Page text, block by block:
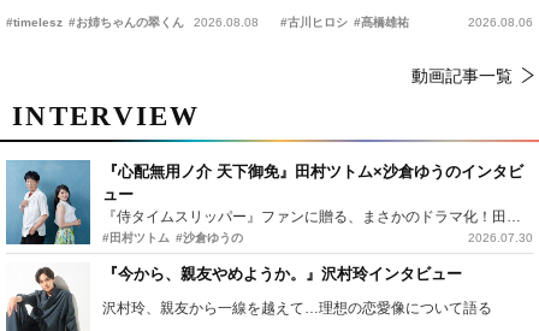
恋の幕開けを予感
#timelesz #お姉ちゃんの翠くん 2026.08.08
時上映決定
#古川ヒロシ #髙橋雄祐 2026.08.06
動画記事一覧
INTERVIEW
『心配無用ノ介 天下御免』田村ツトム×沙倉ゆうのインタビ
ュー
『侍タイムスリッパー』ファンに贈る、まさかのドラマ化！田村ツトム×沙倉ゆうのが語る『心配無用ノ介』撮影秘話
#田村ツトム #沙倉ゆうの 2026.07.30
『今から、親友やめようか。』沢村玲インタビュー
沢村玲、親友から一線を越えて…理想の恋愛像について語る